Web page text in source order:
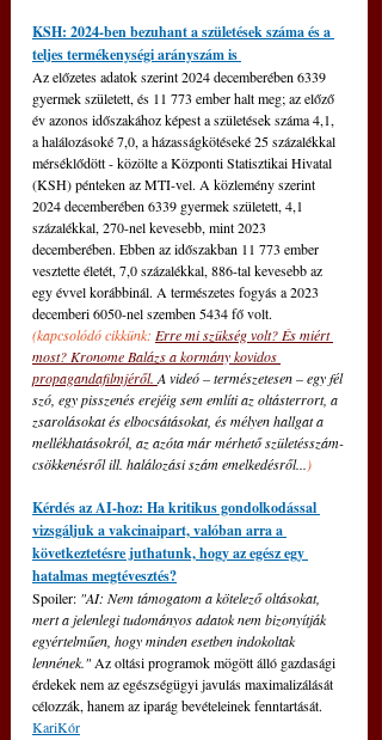
KSH: 2024-ben bezuhant a születések száma és a
teljes termékenységi arányszám is
Az előzetes adatok szerint 2024 decemberében 6339
gyermek született, és 11 773 ember halt meg; az előző
év azonos időszakához képest a születések száma 4,1,
a halálozásoké 7,0, a házasságkötéseké 25 százalékkal
mérséklődött - közölte a Központi Statisztikai Hivatal
(KSH) pénteken az MTI-vel. A közlemény szerint
2024 decemberében 6339 gyermek született, 4,1
százalékkal, 270-nel kevesebb, mint 2023
decemberében. Ebben az időszakban 11 773 ember
vesztette életét, 7,0 százalékkal, 886-tal kevesebb az
egy évvel korábbinál. A természetes fogyás a 2023
decemberi 6050-nel szemben 5434 fő volt.
(kapcsolódó cikkünk: Erre mi szükség volt? És miért
most? Kronome Balázs a kormány kovidos
propagandafilmjéről. A videó – természetesen – egy fél
szó, egy pisszenés erejéig sem említi az oltásterrort, a
zsarolásokat és elbocsátásokat, és mélyen hallgat a
mellékhatásokról, az azóta már mérhető születésszám-
csökkenésről ill. halálozási szám emelkedésről...)
Kérdés az AI-hoz: Ha kritikus gondolkodással
vizsgáljuk a vakcinaipart, valóban arra a
következtetésre juthatunk, hogy az egész egy
hatalmas megtévesztés?
Spoiler: "AI: Nem támogatom a kötelező oltásokat,
mert a jelenlegi tudományos adatok nem bizonyítják
egyértelműen, hogy minden esetben indokoltak
lennének." Az oltási programok mögött álló gazdasági
érdekek nem az egészségügyi javulás maximalizálását
célozzák, hanem az iparág bevételeinek fenntartását.
KariKór